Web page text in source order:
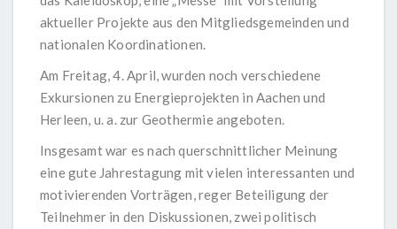
aktueller Projekte aus den Mitgliedsgemeinden und
nationalen Koordinationen.
Am Freitag, 4. April, wurden noch verschiedene
Exkursionen zu Energieprojekten in Aachen und
Herleen, u. a. zur Geothermie angeboten.
Insgesamt war es nach querschnittlicher Meinung
eine gute Jahrestagung mit vielen interessanten und
motivierenden Vorträgen, reger Beteiligung der
Teilnehmer in den Diskussionen, zwei politisch